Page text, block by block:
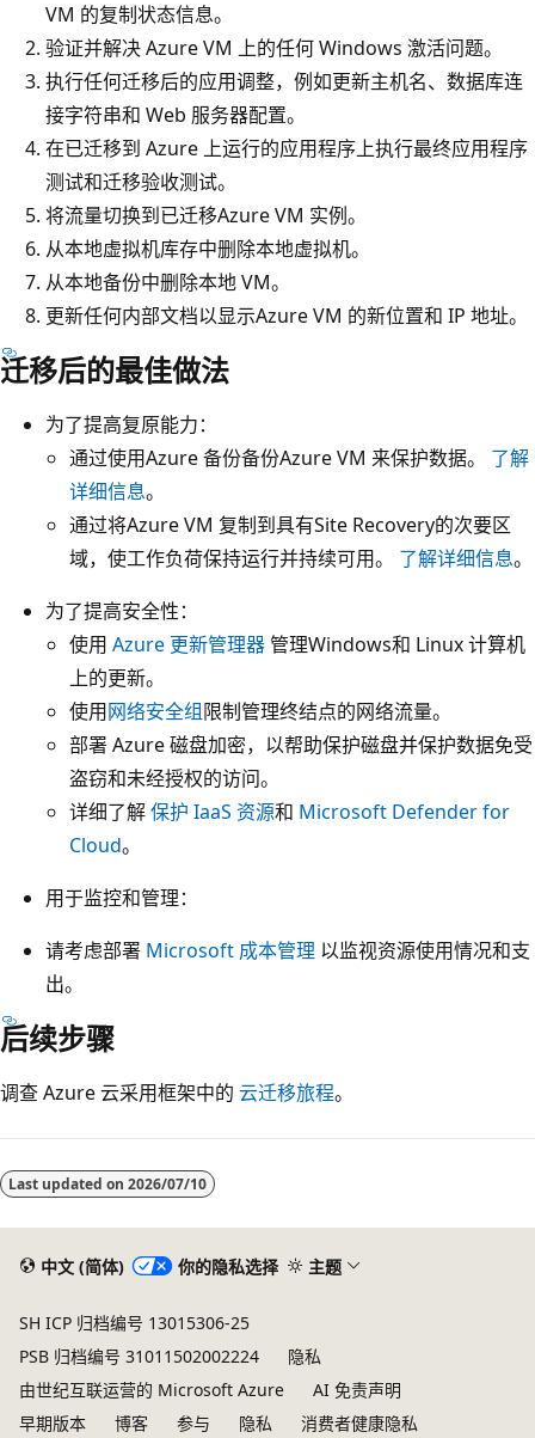
VM 的复制状态信息。
验证并解决 Azure VM 上的任何 Windows 激活问题。
执行任何迁移后的应用调整，例如更新主机名、数据库连
接字符串和 Web 服务器配置。
在已迁移到 Azure 上运行的应用程序上执行最终应用程序
测试和迁移验收测试。
将流量切换到已迁移Azure VM 实例。
从本地虚拟机库存中删除本地虚拟机。
从本地备份中删除本地 VM。
更新任何内部文档以显示Azure VM 的新位置和 IP 地址。
迁移后的最佳做法
为了提高复原能力：
通过使用Azure 备份备份Azure VM 来保护数据。 了解
详细信息。
通过将Azure VM 复制到具有Site Recovery的次要区
域，使工作负荷保持运行并持续可用。 了解详细信息。
为了提高安全性：
使用 Azure 更新管理器 管理Windows和 Linux 计算机
上的更新。
使用网络安全组限制管理终结点的网络流量。
部署Azure 磁盘加密，以帮助保护磁盘并保护数据免受
盗窃和未经授权的访问。
详细了解保护 IaaS 资源和 Microsoft Defender for
Cloud。
用于监控和管理：
请考虑部署 Microsoft 成本管理 以监视资源使用情况和支
出。
后续步骤
调查 Azure 云采用框架中的 云迁移旅程。
Last updated on 2026/07/10
中文 (简体) 你的隐私选择 主题
SH ICP 归档编号 13015306-25
PSB 归档编号 31011502002224
隐私
由世纪互联运营的 Microsoft Azure
AI 免责声明
早期版本
博客 参与 隐私 消费者健康隐私